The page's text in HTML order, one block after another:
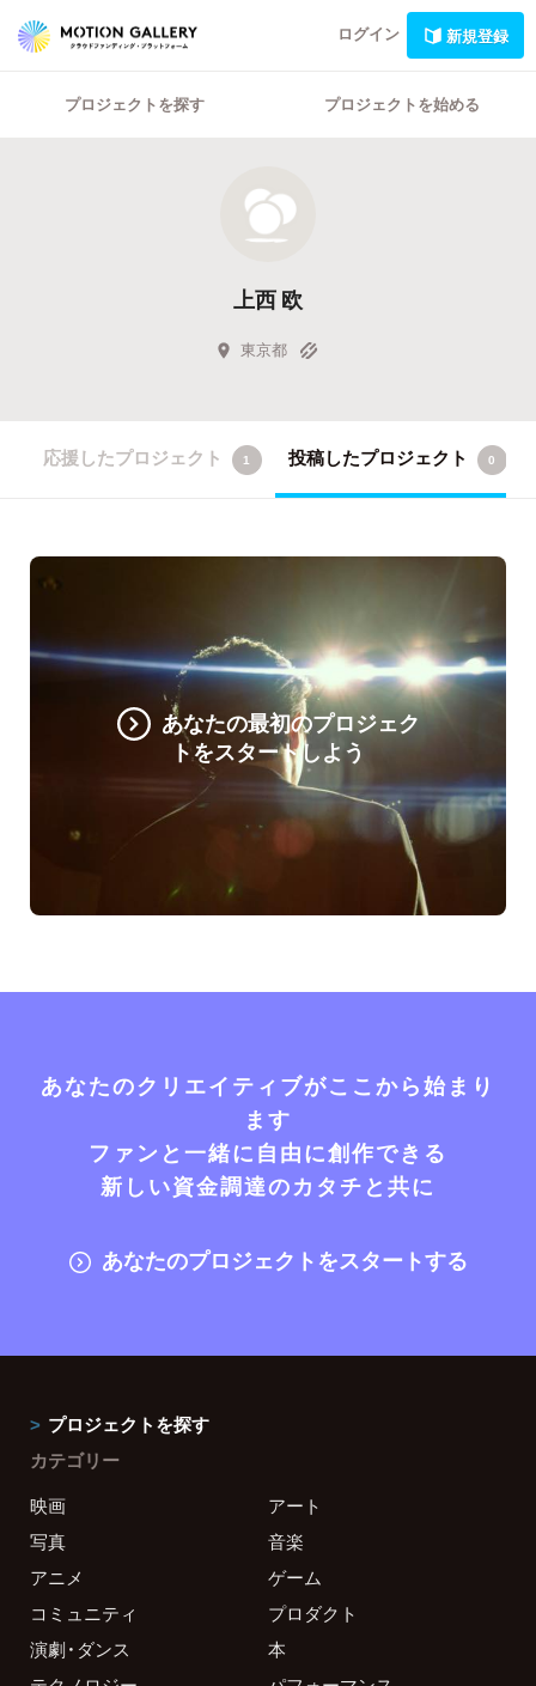
ログイン 新規登録
プロジェクトを探す プロジェクトを始める
上西 欧
東京都
応援したプロジェクト 1 投稿したプロジェクト 0
あなたの最初のプロジェク
トをスタートしよう
あなたのクリエイティブがここから始まり
ます
ファンと一緒に自由に創作できる
新しい資金調達のカタチと共に
あなたのプロジェクトをスタートする
プロジェクトを探す
カテゴリー
映画
アート
写真
音楽
アニメ
ゲーム
コミュニティ
プロダクト
演劇・ダンス
本